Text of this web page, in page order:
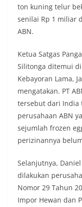
ton kuning telur
senilai Rp 1 miliar
ABN.
Ketua Satgas
Silitonga ditemui
Kebayoran Lama,
mengatakan. PT
tersebut dari India
perusahaan ABN
sejumlah frozen
perizinannya
Selanjutnya,
dilakukan
Nomor 29 Tahun
Impor Hewan dan